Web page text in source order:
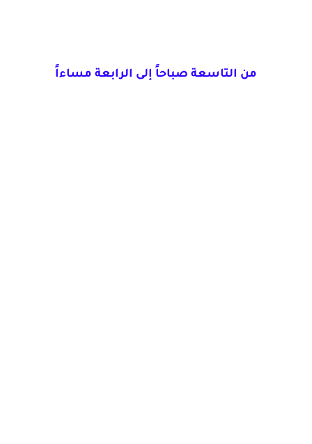
من التاسعة صباحاً إلى الرابعة مساءاً